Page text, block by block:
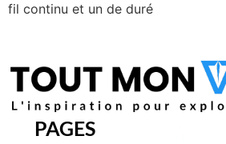
fil continu et un de duré
PAGES